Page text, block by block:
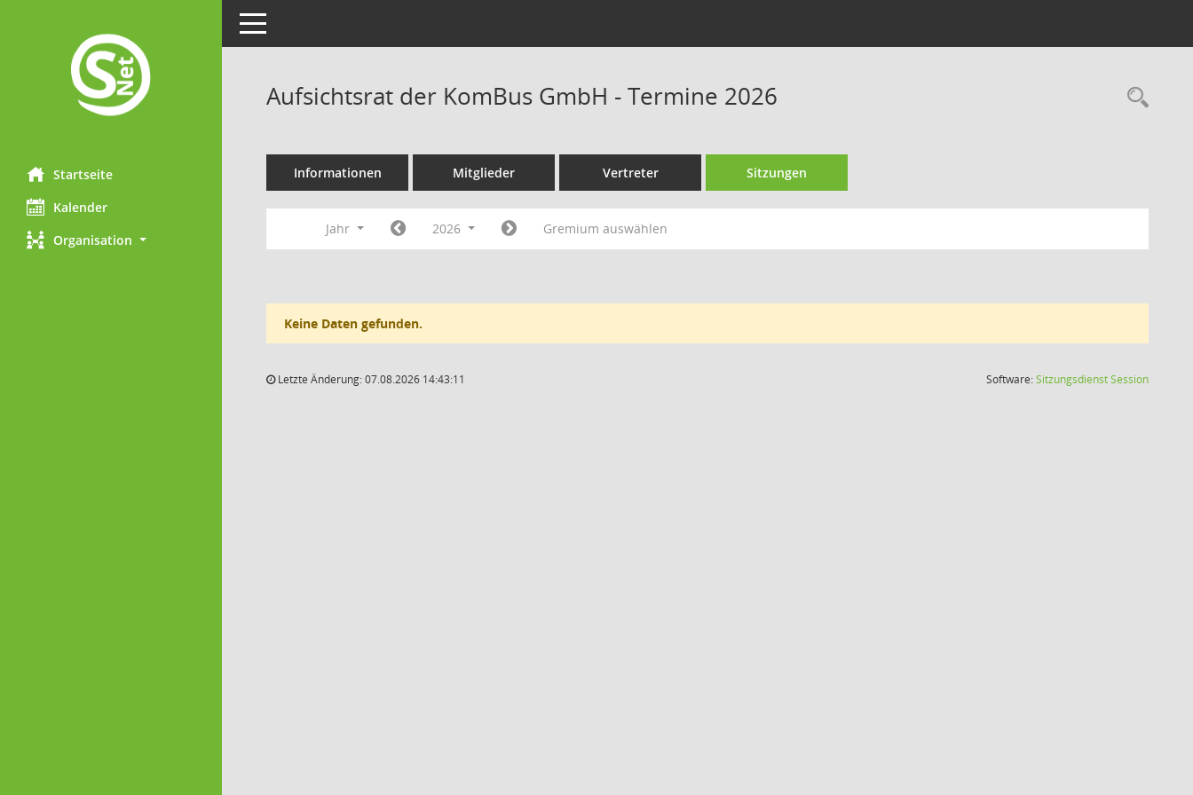
Startseite
Kalender
Organisation
Toggle navigation
Aufsichtsrat der KomBus GmbH - Termine 2026
Informationen Mitglieder Vertreter Sitzungen
Jahr 2026 Gremium auswählen
Keine Daten gefunden.
Letzte Änderung: 07.08.2026 14:43:11 Software:SitzungsdienstSession(Wird in